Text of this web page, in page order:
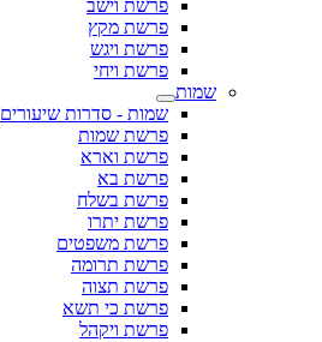
פרשת וישב
פרשת מקץ
פרשת ויגש
פרשת ויחי
שמות
שמות - סדרות שיעורים
פרשת שמות
פרשת וארא
פרשת בא
פרשת בשלח
פרשת יתרו
פרשת משפטים
פרשת תרומה
פרשת תצוה
פרשת כי תשא
פרשת ויקהל